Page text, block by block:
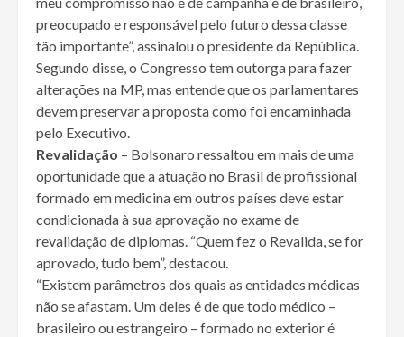
preocupado e responsável pelo futuro dessa classe
tão importante”, assinalou o presidente da República.
Segundo disse, o Congresso tem outorga para fazer
alterações na MP, mas entende que os parlamentares
devem preservar a proposta como foi encaminhada
pelo Executivo.
Revalidação – Bolsonaro ressaltou em mais de uma
oportunidade que a atuação no Brasil de profissional
formado em medicina em outros países deve estar
condicionada à sua aprovação no exame de
revalidação de diplomas. “Quem fez o Revalida, se for
aprovado, tudo bem”, destacou.
“Existem parâmetros dos quais as entidades médicas
não se afastam. Um deles é de que todo médico –
brasileiro ou estrangeiro – formado no exterior é